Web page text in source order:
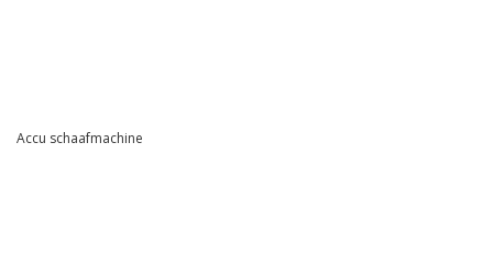
Accu schaafmachine